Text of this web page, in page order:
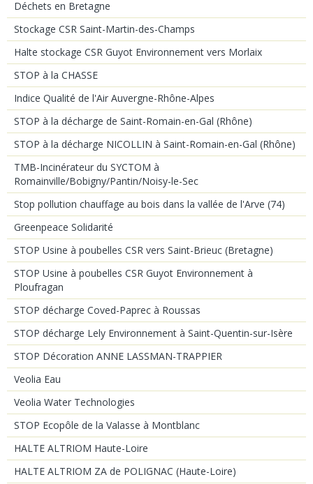
Déchets en Bretagne
Stockage CSR Saint-Martin-des-Champs
Halte stockage CSR Guyot Environnement vers Morlaix
STOP à la CHASSE
Indice Qualité de l'Air Auvergne-Rhône-Alpes
STOP à la décharge de Saint-Romain-en-Gal (Rhône)
STOP à la décharge NICOLLIN à Saint-Romain-en-Gal (Rhône)
TMB-Incinérateur du SYCTOM à
Romainville/Bobigny/Pantin/Noisy-le-Sec
Stop pollution chauffage au bois dans la vallée de l'Arve (74)
Greenpeace Solidarité
STOP Usine à poubelles CSR vers Saint-Brieuc (Bretagne)
STOP Usine à poubelles CSR Guyot Environnement à
Ploufragan
STOP décharge Coved-Paprec à Roussas
STOP décharge Lely Environnement à Saint-Quentin-sur-Isère
STOP Décoration ANNE LASSMAN-TRAPPIER
Veolia Eau
Veolia Water Technologies
STOP Ecopôle de la Valasse à Montblanc
HALTE ALTRIOM Haute-Loire
HALTE ALTRIOM ZA de POLIGNAC (Haute-Loire)